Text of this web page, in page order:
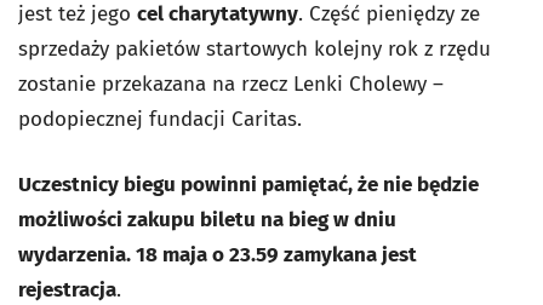
jest też jego cel charytatywny. Część pieniędzy ze
sprzedaży pakietów startowych kolejny rok z rzędu
zostanie przekazana na rzecz Lenki Cholewy –
podopiecznej fundacji Caritas.
Uczestnicy biegu powinni pamiętać, że nie będzie
możliwości zakupu biletu na bieg w dniu
wydarzenia. 18 maja o 23.59 zamykana jest
rejestracja.